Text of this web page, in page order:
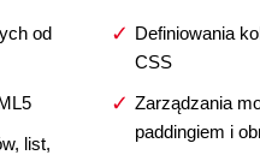
od
list,
Definiowania
CSS
Zarządzania
paddingiem i